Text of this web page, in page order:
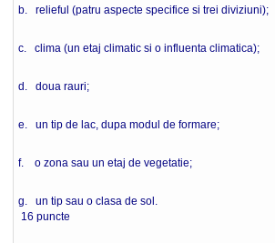
b. relieful (patru aspecte specifice si trei diviziuni);
c. clima (un etaj climatic si o influenta climatica);
d. doua rauri;
e. un tip de lac, dupa modul de formare;
f. o zona sau un etaj de vegetatie;
g. un tip sau o
16 puncte